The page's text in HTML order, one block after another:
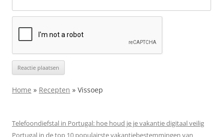
Home » Recepten » Vissoep
Telefoondiefstal in Portugal: hoe houd je je vakantie digitaal veilig
Portugal in de top 10 populairste vakantiebestemmingen van